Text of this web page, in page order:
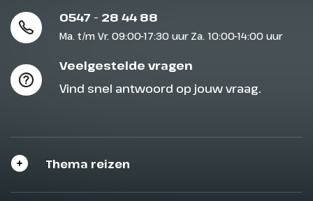
0547 - 28 44 88
Ma. t/m Vr. 09:00-17:30 uur Za. 10:00-14:00 uur
Veelgestelde vragen
Vind snel antwoord op jouw vraag.
Thema reizen